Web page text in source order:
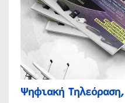
Ψηφιακή